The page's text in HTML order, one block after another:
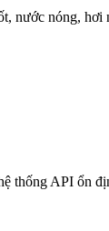
nước nóng, hơi
thống API ổn